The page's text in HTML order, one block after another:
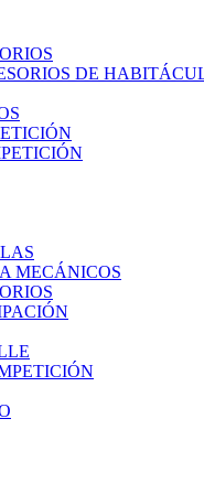
DE
MECÁNICOS